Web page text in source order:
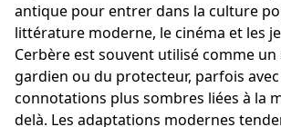
antique pour entrer dans la culture
littérature moderne, le cinéma et les
Cerbère est souvent utilisé comme
gardien ou du protecteur, parfois avec
connotations plus sombres liées à la
delà. Les adaptations modernes